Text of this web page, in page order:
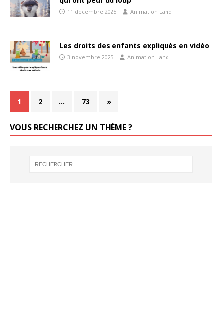
11 décembre 2025 Animation Land
Les droits des enfants expliqués en vidéo
3 novembre 2025 Animation Land
1 2 … 73 »
VOUS RECHERCHEZ UN THÈME ?